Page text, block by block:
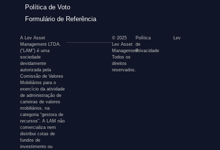
Política de Voto
Formulário de Referência
A Lev Asset
Management LTDA.
(“LAM”) é uma
sociedade
devidamente
autorizada pela
Comissão de Valores
Mobiliários para o
exercício da atividade
de administração de
carteiras de valores
mobiliários, na
categoria “gestora de
recursos”. A LAM não
comercializa nem
distribui cotas de
fundos de
investimento ou
© 2025
Lev Asset
Management.
Todos os
direitos
reservados.
Política
de
Privacidade
Lev